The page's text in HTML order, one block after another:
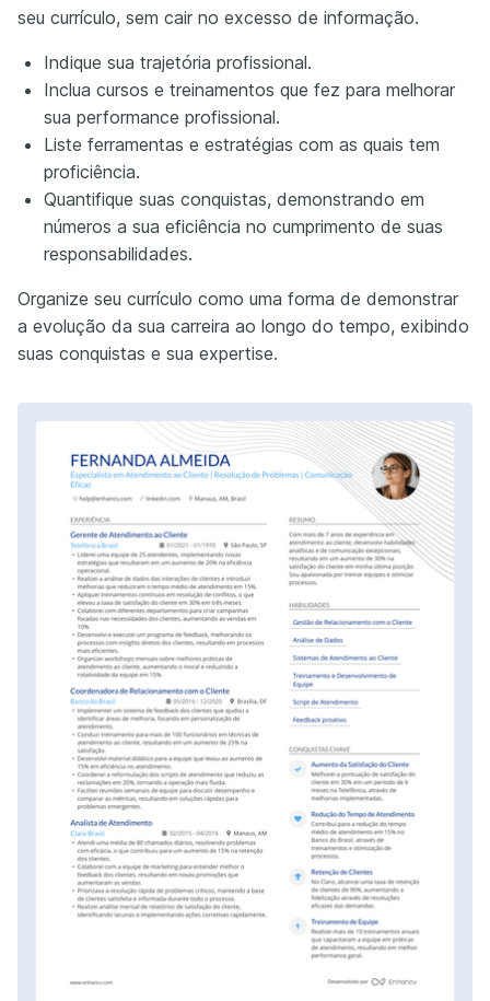
seu currículo, sem cair no excesso de informação.
Indique sua trajetória profissional.
Inclua cursos e treinamentos que fez para melhorar
sua performance profissional.
Liste ferramentas e estratégias com as quais tem
proficiência.
Quantifique suas conquistas, demonstrando em
números a sua eficiência no cumprimento de suas
responsabilidades.
Organize seu currículo como uma forma de demonstrar
a evolução da sua carreira ao longo do tempo, exibindo
suas conquistas e sua expertise.